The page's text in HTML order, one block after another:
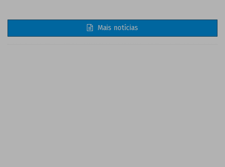
Mais notícias